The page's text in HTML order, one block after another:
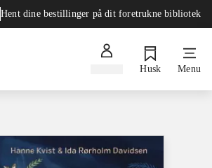
Hent dine bestillinger på dit foretrukne bibliotek
Husk Menu